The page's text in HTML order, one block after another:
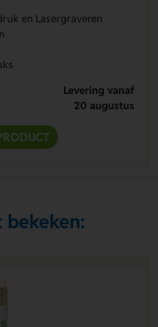
en Lasergraveren
Levering vanaf
20 augustus
bekeken: